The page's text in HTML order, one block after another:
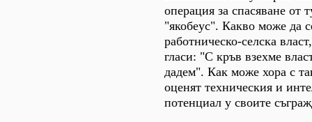
операция за спасяване от
"якобеус". Какво може да
работническо-селска
гласи: "С кръв взехме
дадем". Как може хора с
оценят техническия и
потенциал у своите